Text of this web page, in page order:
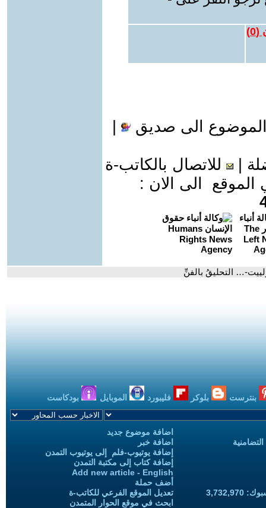
(
0
)
الى صديق
للاتصال بالكاتب-ة
الى الان :
… التحليقُ بالفنِّ
بنترست بلوكر فليبورد الموبايل بودكاست
اضافة موضوع جديد
اضافة خبر
إضافة يوتيوب-فلم إلى يوتيوب التمدن
إضافة كتاب إلى مكتبة التمدن
Add new article - English
أضف حملة
تعديل الموقع الفرعي للكاتب-ة
ابحث في موقع الحوار المتمدن